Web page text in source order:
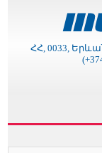
ՀՀ, 0033,